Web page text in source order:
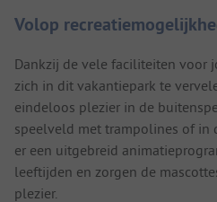
Volop
Dankzij de vele faciliteiten voor
zich in dit vakantiepark te
eindeloos plezier in de
speelveld met trampolines of in
er een uitgebreid
leeftijden en zorgen de
plezier.